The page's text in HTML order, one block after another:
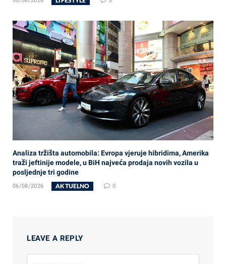
Analiza tržišta automobila: Evropa vjeruje hibridima, Amerika
traži jeftinije modele, u BiH najveća prodaja novih vozila u
posljednje tri godine
06/08/2026 AKTUELNO 0
LEAVE A REPLY